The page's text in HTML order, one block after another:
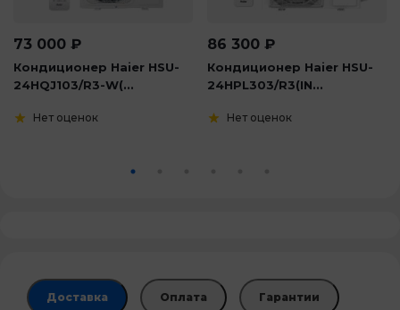
73 000 ₽
Кондиционер Haier HSU-
24HQJ103/R3-W(...
Нет оценок
86 300 ₽
Кондиционер Haier HSU-
24HPL303/R3(IN...
Нет оценок
Доставка Оплата Гарантии